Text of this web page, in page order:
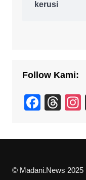
kerusi
Follow Kami:
F
c
b
T
e
d
a
© Madani.News 2025